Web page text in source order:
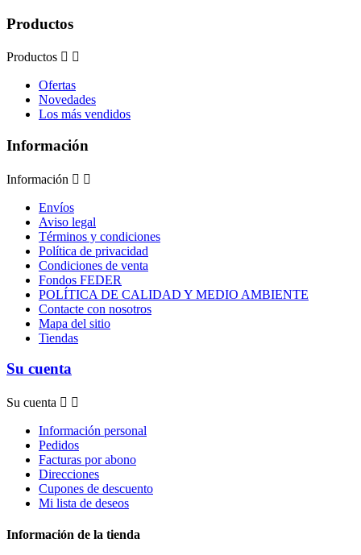
Productos
Productos  
Ofertas
Novedades
Los más vendidos
Información
Información  
Envíos
Aviso legal
Términos y condiciones
Política de privacidad
Condiciones de venta
Fondos FEDER
POLÍTICA DE CALIDAD Y MEDIO AMBIENTE
Contacte con nosotros
Mapa del sitio
Tiendas
Su cuenta
Su cuenta  
Información personal
Pedidos
Facturas por abono
Direcciones
Cupones de descuento
Mi lista de deseos
Información de la tienda